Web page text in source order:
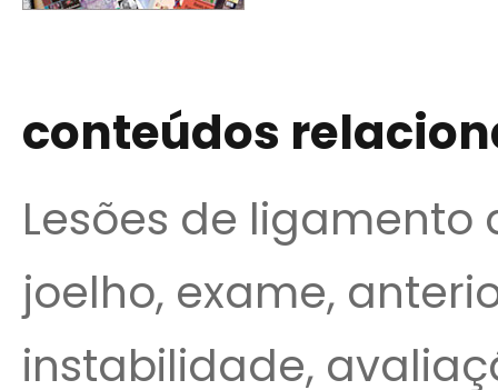
conteúdos
Lesões de ligamento
joelho, exame,
instabilidade,